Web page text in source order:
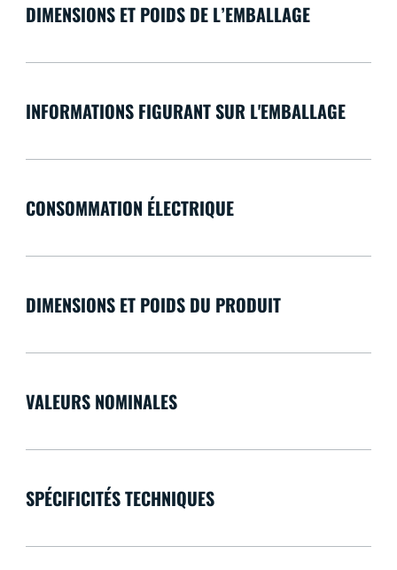
DIMENSIONS ET POIDS DE L’EMBALLAGE
INFORMATIONS FIGURANT SUR L'EMBALLAGE
CONSOMMATION ÉLECTRIQUE
DIMENSIONS ET POIDS DU PRODUIT
VALEURS NOMINALES
SPÉCIFICITÉS TECHNIQUES